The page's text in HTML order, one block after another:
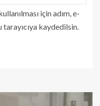
için adım, e-
kaydedilsin.